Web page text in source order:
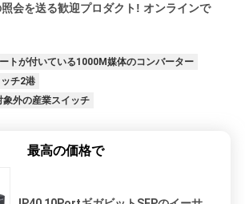
会を送る歓迎プロダクト! オンラインで
トが付いている1000M媒体のコンバーター
チ2港
外の産業スイッチ
最高の価格で